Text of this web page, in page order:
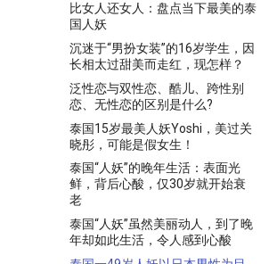
比女人还女人：盘点当下最美的泰
国人妖
沉迷于“男扮女装”的16岁学生，因
长相太过甜美而走红，现怎样？
泛性恋与双性恋、酷儿、跨性别
恋、无性恋的区别是什么?
泰国15岁最美人妖Yoshi，美过关
晓彤，可能是假女生！
泰国“人妖”的晚年生活：表面光
鲜，背后心酸，仅30岁就开始衰
老
泰国“人妖”虽然美丽动人，到了晚
年却如此生活，令人感到心酸